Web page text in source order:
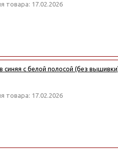
товара: 17.02.2026
синяя с белой полосой (без
товара: 17.02.2026